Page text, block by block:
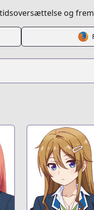
wa-
miru-danshi-wa-
og